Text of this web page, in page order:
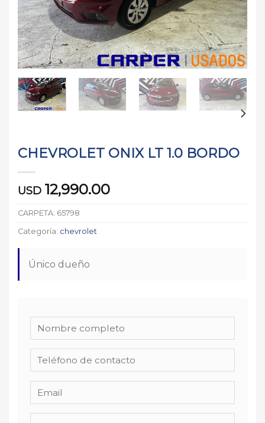
CHEVROLET ONIX LT 1.0 BORDO
USD 12,990.00
CARPETA: 65798
Categoría: chevrolet
Único dueño